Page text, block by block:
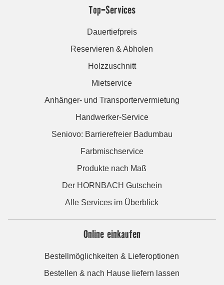
Top-Services
Dauertiefpreis
Reservieren & Abholen
Holzzuschnitt
Mietservice
Anhänger- und Transportervermietung
Handwerker-Service
Seniovo: Barrierefreier Badumbau
Farbmischservice
Produkte nach Maß
Der HORNBACH Gutschein
Alle Services im Überblick
Online einkaufen
Bestellmöglichkeiten & Lieferoptionen
Bestellen & nach Hause liefern lassen